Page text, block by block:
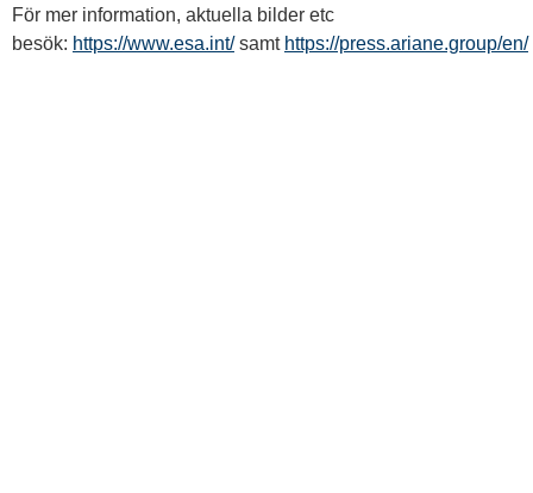
För mer information, aktuella bilder etc
besök: https://www.esa.int/samt https://press.ariane.group/en/